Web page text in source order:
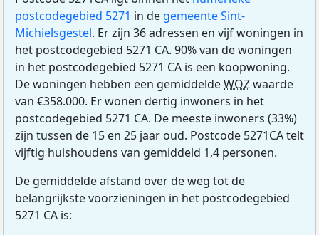
postcodegebied 5271 in de gemeente Sint-
Michielsgestel. Er zijn 36 adressen en vijf woningen in
het postcodegebied 5271 CA. 90% van de woningen
in het postcodegebied 5271 CA is een koopwoning.
De woningen hebben een gemiddeldeWOZwaarde
van €358.000. Er wonen dertig inwoners in het
postcodegebied 5271 CA. De meeste inwoners (33%)
zijn tussen de 15 en 25 jaar oud. Postcode 5271CA telt
vijftig huishoudens van gemiddeld 1,4 personen.
De gemiddelde afstand over de weg tot de
belangrijkste voorzieningen in het postcodegebied
5271 CA is: